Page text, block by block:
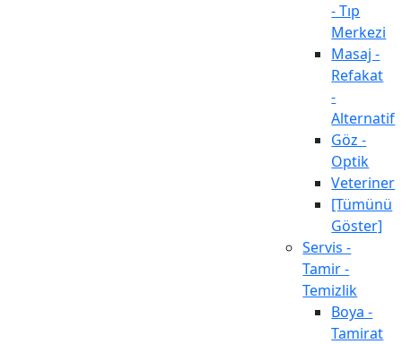
- Tıp
Merkezi
Masaj -
Refakat
-
Alternatif
Göz -
Optik
Veteriner
[Tümünü
Göster]
Servis -
Tamir -
Temizlik
Boya -
Tamirat